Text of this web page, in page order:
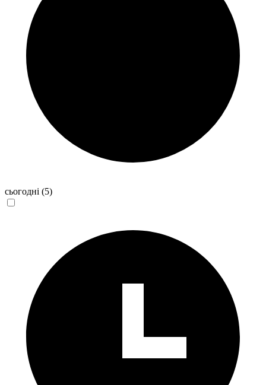
сьогодні (5)